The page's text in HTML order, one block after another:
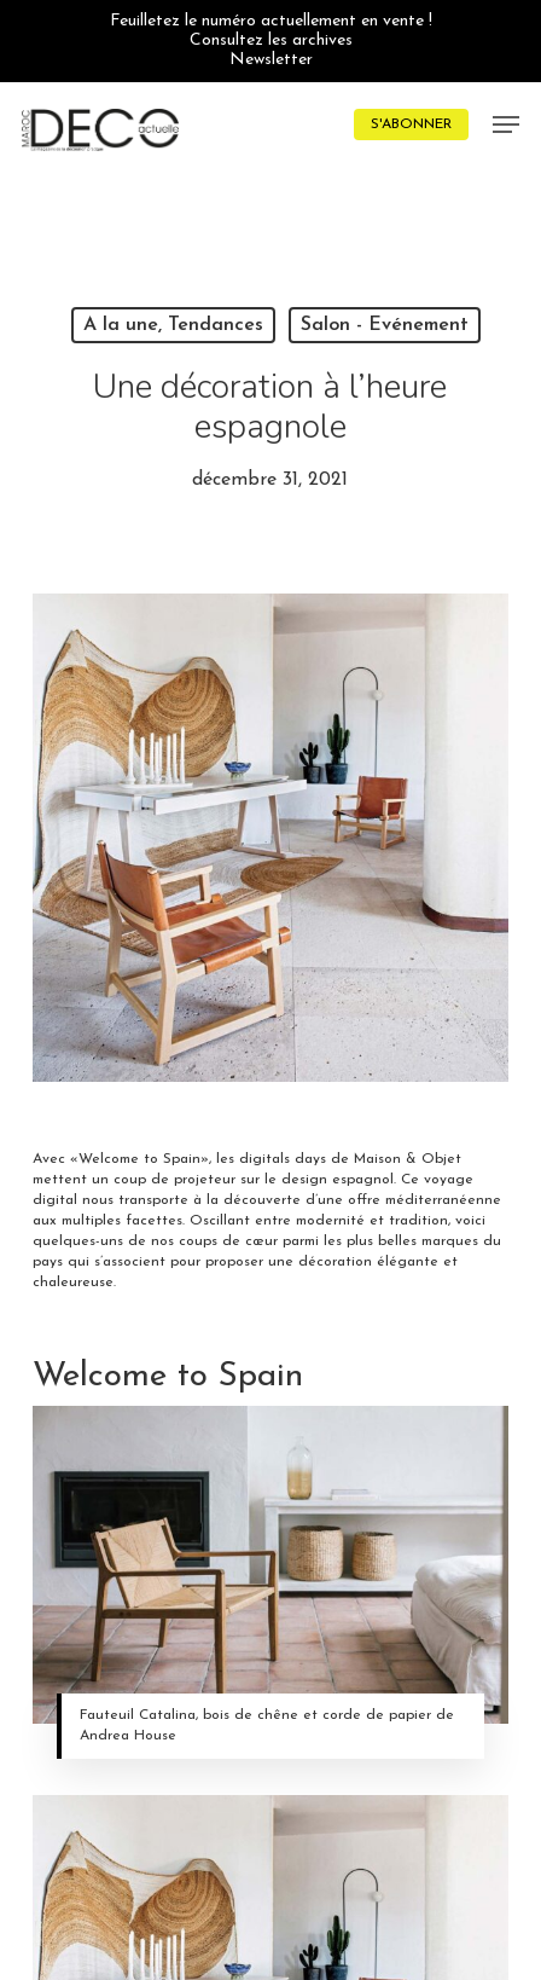
Feuilletez le numéro actuellement en vente !
Consultez les archives
Newsletter
S'ABONNER
A la une, Tendances Salon - Evénement
Une décoration à l’heure
espagnole
décembre 31, 2021
Avec «Welcome to Spain», les digitals days de Maison & Objet
mettent un coup de projeteur sur le design espagnol. Ce voyage
digital nous transporte à la découverte d’une offre méditerranéenne
aux multiples facettes. Oscillant entre modernité et tradition, voici
quelques-uns de nos coups de cœur parmi les plus belles marques du
pays qui s’associent pour proposer une décoration élégante et
chaleureuse.
Welcome to Spain
Fauteuil Catalina, bois de chêne et corde de papier de
Andrea House